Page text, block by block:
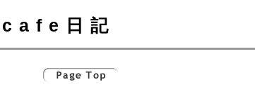
cafe日記